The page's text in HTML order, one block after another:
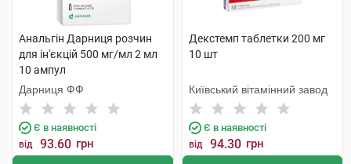
Анальгін Дарниця розчин
для ін'єкцій 500 мг/мл 2 мл
10 ампул
Дарниця ФФ
Є в наявності
від 93.60 грн
Декстемп таблетки 200 мг
10 шт
Київський вітамінний завод
Є в наявності
від 94.30 грн